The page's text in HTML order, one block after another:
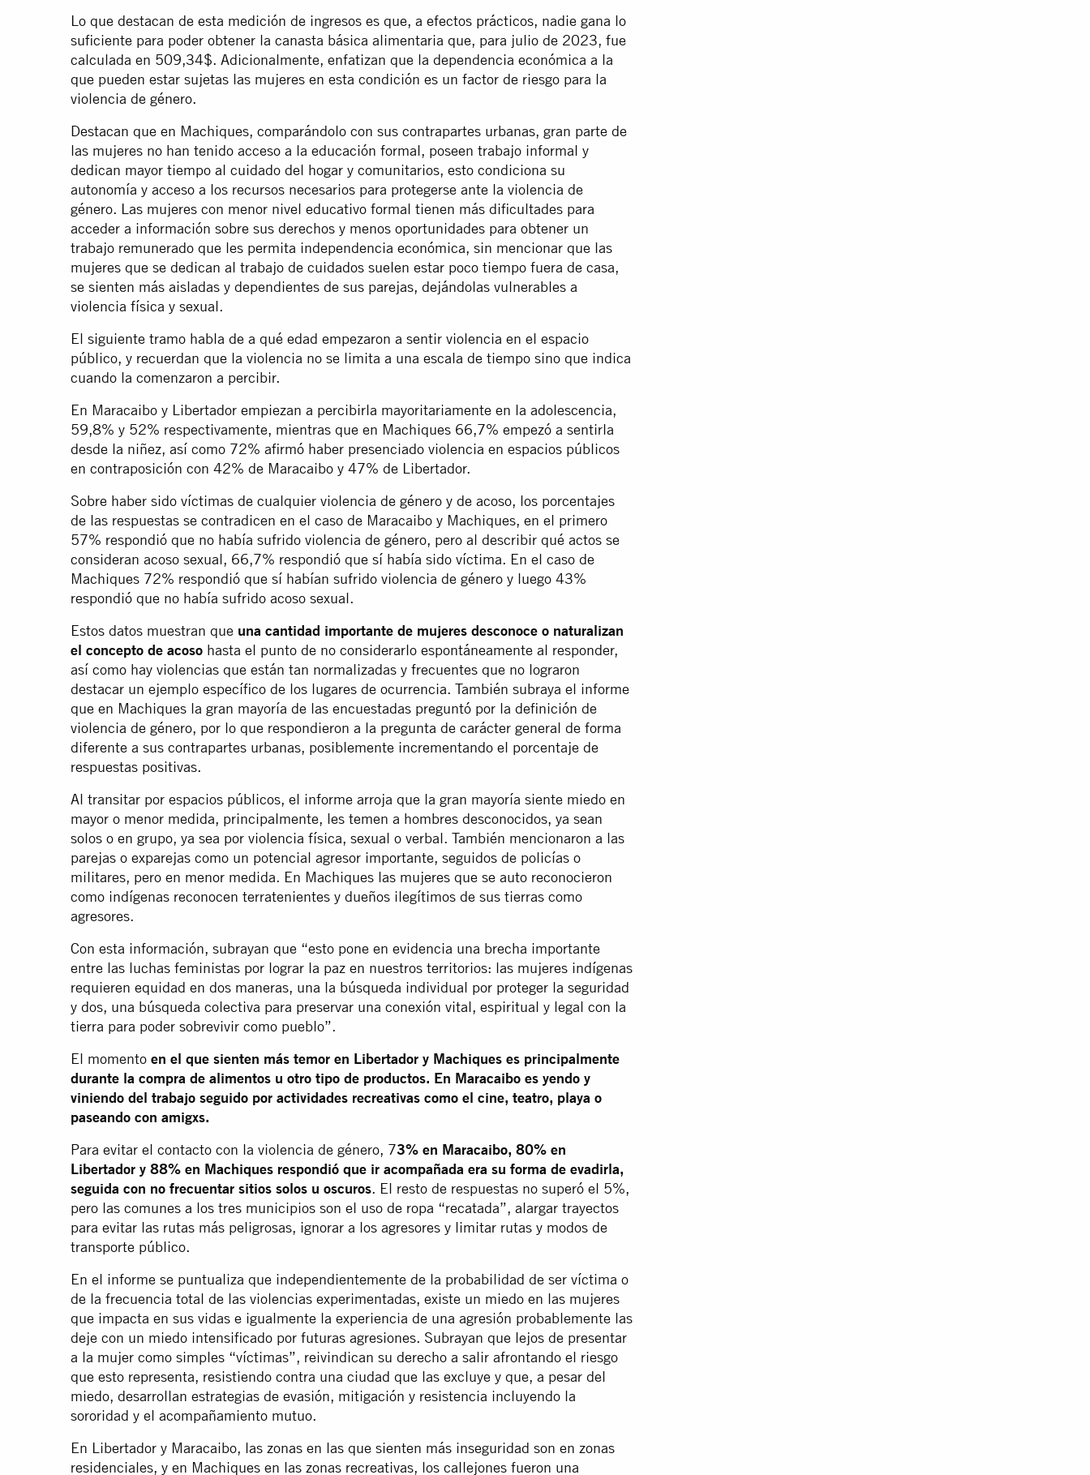
Lo que destacan de esta medición de ingresos es que, a efectos prácticos, nadie gana lo
suficiente para poder obtener la canasta básica alimentaria que, para julio de 2023, fue
calculada en 509,34$. Adicionalmente, enfatizan que la dependencia económica a la
que pueden estar sujetas las mujeres en esta condición es un factor de riesgo para la
violencia de género.
Destacan que en Machiques, comparándolo con sus contrapartes urbanas, gran parte de
las mujeres no han tenido acceso a la educación formal, poseen trabajo informal y
dedican mayor tiempo al cuidado del hogar y comunitarios, esto condiciona su
autonomía y acceso a los recursos necesarios para protegerse ante la violencia de
género. Las mujeres con menor nivel educativo formal tienen más dificultades para
acceder a información sobre sus derechos y menos oportunidades para obtener un
trabajo remunerado que les permita independencia económica, sin mencionar que las
mujeres que se dedican al trabajo de cuidados suelen estar poco tiempo fuera de casa,
se sienten más aisladas y dependientes de sus parejas, dejándolas vulnerables a
violencia física y sexual.
El siguiente tramo habla de a qué edad empezaron a sentir violencia en el espacio
público, y recuerdan que la violencia no se limita a una escala de tiempo sino que indica
cuando la comenzaron a percibir.
En Maracaibo y Libertador empiezan a percibirla mayoritariamente en la adolescencia,
59,8% y 52% respectivamente, mientras que en Machiques 66,7% empezó a sentirla
desde la niñez, así como 72% afirmó haber presenciado violencia en espacios públicos
en contraposición con 42% de Maracaibo y 47% de Libertador.
Sobre haber sido víctimas de cualquier violencia de género y de acoso, los porcentajes
de las respuestas se contradicen en el caso de Maracaibo y Machiques, en el primero
57% respondió que no había sufrido violencia de género, pero al describir qué actos se
consideran acoso sexual, 66,7% respondió que sí había sido víctima. En el caso de
Machiques 72% respondió que sí habían sufrido violencia de género y luego 43%
respondió que no había sufrido acoso sexual.
Estos datos muestran que una cantidad importante de mujeres desconoce o naturalizan
el concepto de acoso hasta el punto de no considerarlo espontáneamente al responder,
así como hay violencias que están tan normalizadas y frecuentes que no lograron
destacar un ejemplo específico de los lugares de ocurrencia. También subraya el informe
que en Machiques la gran mayoría de las encuestadas preguntó por la definición de
violencia de género, por lo que respondieron a la pregunta de carácter general de forma
diferente a sus contrapartes urbanas, posiblemente incrementando el porcentaje de
respuestas positivas.
Al transitar por espacios públicos, el informe arroja que la gran mayoría siente miedo en
mayor o menor medida, principalmente, les temen a hombres desconocidos, ya sean
solos o en grupo, ya sea por violencia física, sexual o verbal. También mencionaron a las
parejas o exparejas como un potencial agresor importante, seguidos de policías o
militares, pero en menor medida. En Machiques las mujeres que se auto reconocieron
como indígenas reconocen terratenientes y dueños ilegítimos de sus tierras como
agresores.
Con esta información, subrayan que “esto pone en evidencia una brecha importante
entre las luchas feministas por lograr la paz en nuestros territorios: las mujeres indígenas
requieren equidad en dos maneras, una la búsqueda individual por proteger la seguridad
y dos, una búsqueda colectiva para preservar una conexión vital, espiritual y legal con la
tierra para poder sobrevivir como pueblo”.
El momento en el que sienten más temor en Libertador y Machiques es principalmente
durante la compra de alimentos u otro tipo de productos. En Maracaibo es yendo y
viniendo del trabajo seguido por actividades recreativas como el cine, teatro, playa o
paseando con amigxs.
Para evitar el contacto con la violencia de género, 73% en Maracaibo, 80% en
Libertador y 88% en Machiques respondió que ir acompañada era su forma de evadirla,
seguida con no frecuentar sitios solos u oscuros. El resto de respuestas no superó el 5%,
pero las comunes a los tres municipios son el uso de ropa “recatada”, alargar trayectos
para evitar las rutas más peligrosas, ignorar a los agresores y limitar rutas y modos de
transporte público.
En el informe se puntualiza que independientemente de la probabilidad de ser víctima o
de la frecuencia total de las violencias experimentadas, existe un miedo en las mujeres
que impacta en sus vidas e igualmente la experiencia de una agresión probablemente las
deje con un miedo intensificado por futuras agresiones. Subrayan que lejos de presentar
a la mujer como simples “víctimas”, reivindican su derecho a salir afrontando el riesgo
que esto representa, resistiendo contra una ciudad que las excluye y que, a pesar del
miedo, desarrollan estrategias de evasión, mitigación y resistencia incluyendo la
sororidad y el acompañamiento mutuo.
En Libertador y Maracaibo, las zonas en las que sienten más inseguridad son en zonas
residenciales, y en Machiques en las zonas recreativas, los callejones fueron una